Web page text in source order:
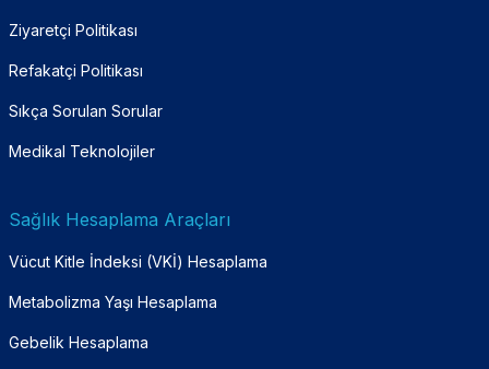
Ziyaretçi Politikası
Refakatçi Politikası
Sıkça Sorulan Sorular
Medikal Teknolojiler
Sağlık Hesaplama Araçları
Vücut Kitle İndeksi (VKİ) Hesaplama
Metabolizma Yaşı Hesaplama
Gebelik Hesaplama